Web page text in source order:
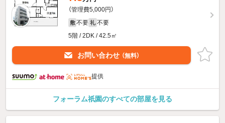
（管理費5,000円）
敷 不要 礼 不要
5階 / 2DK / 42.5㎡
お問い合わせ （無料）
提供
フォーラム祇園のすべての部屋を見る